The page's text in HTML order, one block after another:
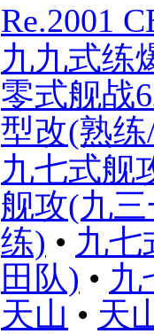
Re.2001
九九式练
零式舰战
型改(熟
九七式舰
舰攻(九
练) • 九七
田队) • 九
天山 • 天